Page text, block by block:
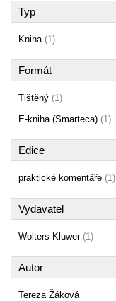
Typ
Kniha (1)
Formát
Tištěný (1)
E-kniha (Smarteca) (1)
Edice
praktické komentáře (1)
Vydavatel
Wolters Kluwer (1)
Autor
Tereza Žáková